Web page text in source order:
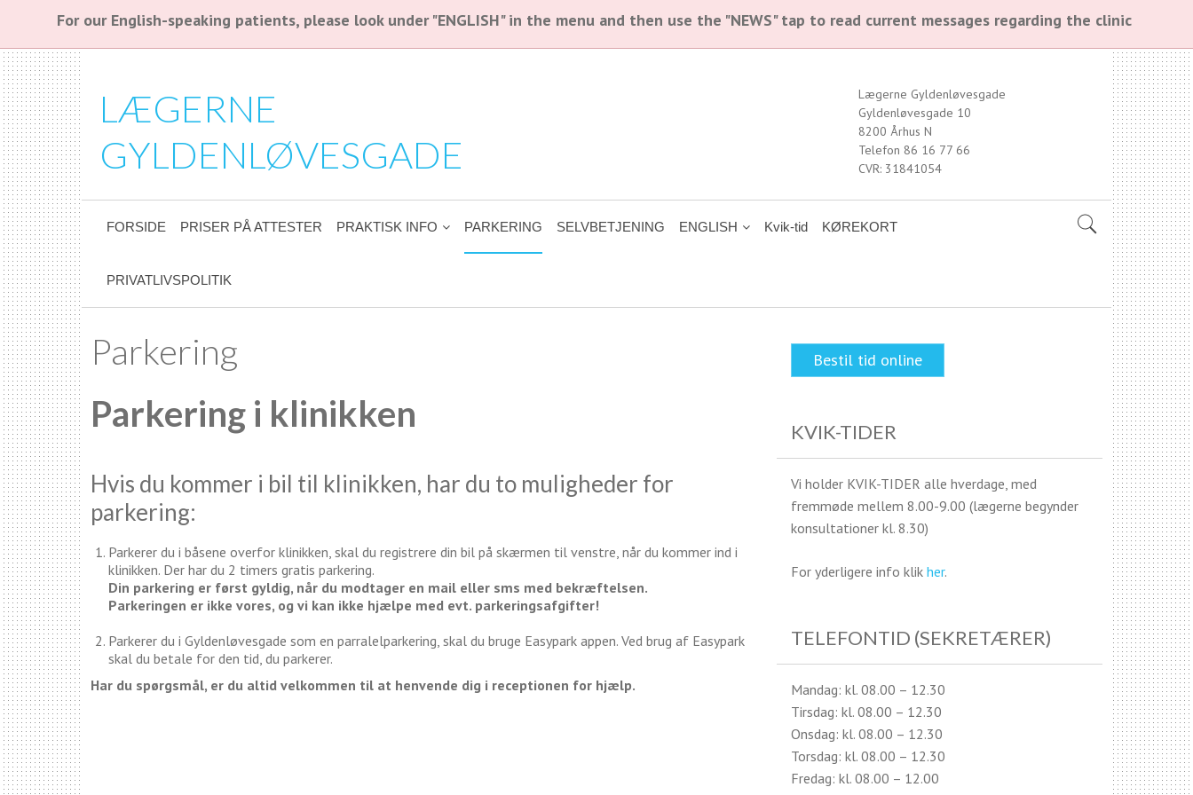
For our English-speaking patients, please look under "ENGLISH" in the menu and then use the "NEWS" tap to read current messages regarding the clinic
LÆGERNE
GYLDENLØVESGADE
Lægerne Gyldenløvesgade
Gyldenløvesgade 10
8200 Århus N
Telefon 86 16 77 66
CVR: 31841054
FORSIDE PRISER PÅ ATTESTER PRAKTISK INFO PARKERING SELVBETJENING ENGLISH Kvik-tid KØREKORT
PRIVATLIVSPOLITIK
Parkering
Parkering i klinikken
Hvis du kommer i bil til klinikken, har du to muligheder for
parkering:
Parkerer du i båsene overfor klinikken, skal du registrere din bil på skærmen til venstre, når du kommer ind i
klinikken. Der har du 2 timers gratis parkering.
Din parkering er først gyldig, når du modtager en mail eller sms med bekræftelsen.
Parkeringen er ikke vores, og vi kan ikke hjælpe med evt. parkeringsafgifter!
Parkerer du i Gyldenløvesgade som en parralelparkering, skal du bruge Easypark appen. Ved brug af Easypark
skal du betale for den tid, du parkerer.
Har du spørgsmål, er du altid velkommen til at henvende dig i receptionen for hjælp.
Bestil tid online
KVIK-TIDER
Vi holder KVIK-TIDER alle hverdage, med
fremmøde mellem 8.00-9.00 (lægerne begynder
konsultationer kl. 8.30)
For yderligere info klikher.
TELEFONTID (SEKRETÆRER)
Mandag: kl. 08.00 – 12.30
Tirsdag: kl. 08.00 – 12.30
Onsdag: kl. 08.00 – 12.30
Torsdag: kl. 08.00 – 12.30
Fredag: kl. 08.00 – 12.00